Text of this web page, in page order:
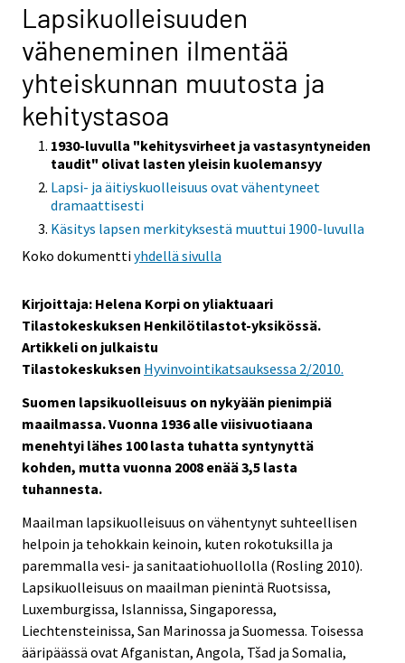
Lapsikuolleisuuden
väheneminen ilmentää
yhteiskunnan muutosta ja
kehitystasoa
1930-luvulla "kehitysvirheet ja vastasyntyneiden
taudit" olivat lasten yleisin kuolemansyy
Lapsi- ja äitiyskuolleisuus ovat vähentyneet
dramaattisesti
Käsitys lapsen merkityksestä muuttui 1900-luvulla
Koko dokumenttiyhdellä sivulla
Kirjoittaja: Helena Korpi on yliaktuaari
Tilastokeskuksen Henkilötilastot-yksikössä.
Artikkeli on julkaistu
Tilastokeskuksen Hyvinvointikatsauksessa 2/2010.
Suomen lapsikuolleisuus on nykyään pienimpiä
maailmassa. Vuonna 1936 alle viisivuotiaana
menehtyi lähes 100 lasta tuhatta syntynyttä
kohden, mutta vuonna 2008 enää 3,5 lasta
tuhannesta.
Maailman lapsikuolleisuus on vähentynyt suhteellisen
helpoin ja tehokkain keinoin, kuten rokotuksilla ja
paremmalla vesi- ja sanitaatiohuollolla (Rosling 2010).
Lapsikuolleisuus on maailman pienintä Ruotsissa,
Luxemburgissa, Islannissa, Singaporessa,
Liechtensteinissa, San Marinossa ja Suomessa. Toisessa
ääripäässä ovat Afganistan, Angola, Tšad ja Somalia,